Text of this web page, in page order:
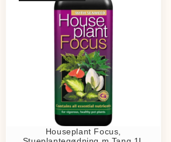
Houseplant Focus,